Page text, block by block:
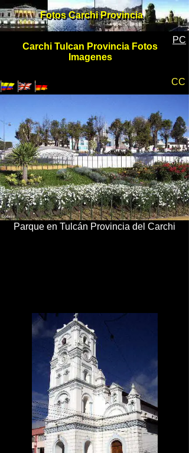
Carchi Tulcan Provincia Fotos
Imagenes
PC
Fotos Carchi Provincia
Parque en Tulcán Provincia del Carchi
Fotos Carchi Provincia
CC